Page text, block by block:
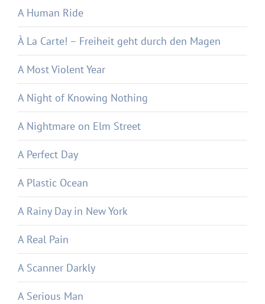
A Human Ride
À La Carte! – Freiheit geht durch den Magen
A Most Violent Year
A Night of Knowing Nothing
A Nightmare on Elm Street
A Perfect Day
A Plastic Ocean
A Rainy Day in New York
A Real Pain
A Scanner Darkly
A Serious Man